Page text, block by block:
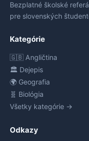
Bezplatné školské
pre slovenských
Kategórie
🇬🇧 Angličtina
🏛️ Dejepis
🌍 Geografia
🧬 Biológia
Všetky kategórie →
Odkazy